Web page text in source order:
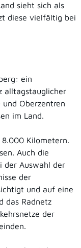
sieht sich als
diese vielfältig bei
ein
alltagstauglicher
Oberzentren
im Land.
8.000 Kilometern.
Auch die
der Auswahl der
der
und auf eine
das Radnetz
der